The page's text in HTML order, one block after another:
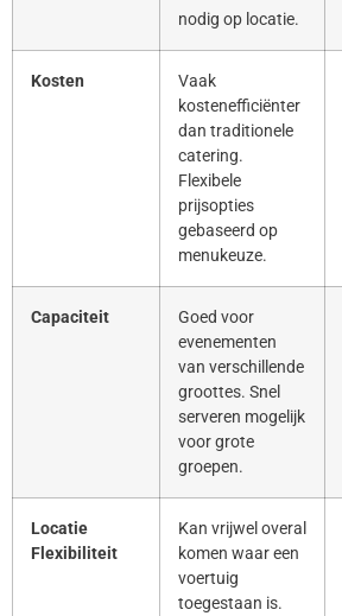
nodig op locatie.
Kosten
Vaak
kostenefficiënter
dan traditionele
catering.
Flexibele
prijsopties
gebaseerd op
menukeuze.
Capaciteit
Goed voor
evenementen
van verschillende
groottes. Snel
serveren mogelijk
voor grote
groepen.
Locatie
Flexibiliteit
Kan vrijwel overal
komen waar een
voertuig
toegestaan is.